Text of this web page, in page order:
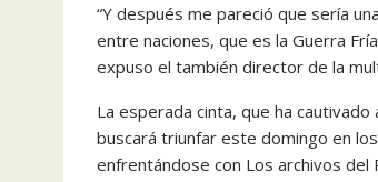
“Y después me pareció que sería
entre naciones, que es la Guerra
expuso el también director de la
La esperada cinta, que ha
buscará triunfar este domingo en
enfrentándose con Los archivos del